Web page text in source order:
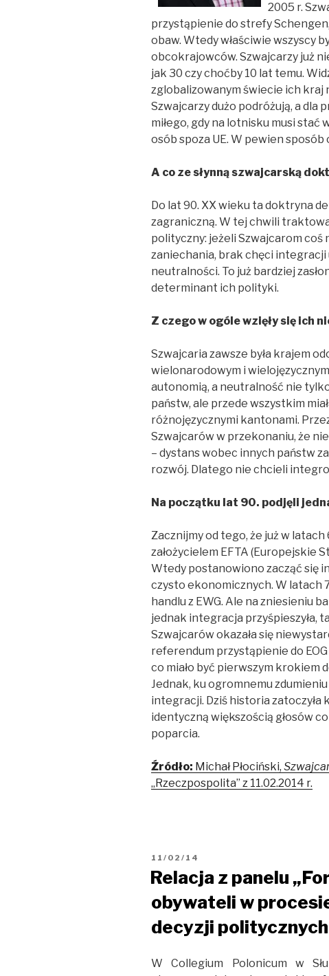
2005 r.
przystąpienie do strefy
obaw. Wtedy właściwie wszyscy
obcokrajowców. Szwajcarzy już
jak 30 czy choćby 10 lat temu.
zglobalizowanym świecie ich kraj
Szwajcarzy dużo podróżują, a
miłego, gdy na lotnisku musi
osób spoza UE. W pewien sposób
A co ze słynną szwajcarską
Do lat 90. XX wieku ta doktryna
zagraniczną. W tej chwili
polityczny: jeżeli Szwajcarom coś
zaniechania, brak chęci integracji
neutralności. To już bardziej
determinant ich polityki.
Z czego w ogóle wzięły się ich
Szwajcaria zawsze była krajem
wielonarodowym i
autonomią, a neutralność nie
państw, ale przede wszystkim
różnojęzycznymi kantonami.
Szwajcarów w przekonaniu, że
– dystans wobec innych państw
rozwój. Dlatego nie chcieli
Na początku lat 90. podjęli
Zacznijmy od tego, że już w latach
założycielem EFTA (Europejskie
Wtedy postanowiono zacząć się
czysto ekonomicznych. W latach
handlu z EWG. Ale na zniesieniu
jednak integracja przyśpieszyła,
Szwajcarów okazała się
referendum przystąpienie do
co miało być pierwszym krokiem
Jednak, ku ogromnemu
integracji. Dziś historia zatoczyła
identyczną większością głosów
poparcia.
Źródło: Michał Płociński,
„Rzeczpospolita” z 11.02.2014 r.
OPUBLIKOWANE
11/02/14
Relacja z panelu
obywateli w
decyzji politycznych
W Collegium Polonicum w